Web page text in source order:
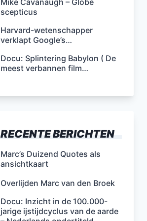
Mike Cavanaugh – Globe
scepticus
Harvard-wetenschapper
verklapt Google’s…
Docu: Splintering Babylon ( De
meest verbannen film…
RECENTE BERICHTEN
Marc’s Duizend Quotes als
ansichtkaart
Overlijden Marc van den Broek
Docu: Inzicht in de 100.000-
jarige ijstijdcyclus van de aarde